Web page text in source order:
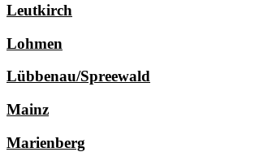
Leutkirch
Lohmen
Lübbenau/Spreewald
Mainz
Marienberg